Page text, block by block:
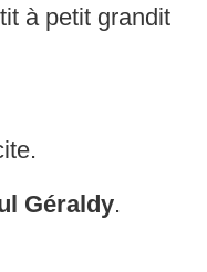
à petit grandit
Géraldy.